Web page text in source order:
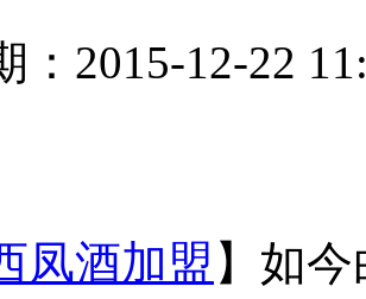
：2015-12-22
凤酒加盟 】如